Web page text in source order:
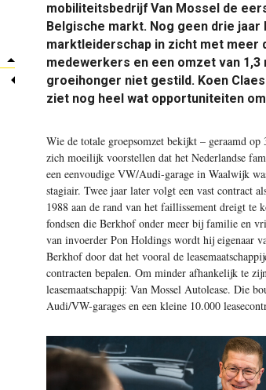
mobiliteitsbedrijf Van Mossel de
Belgische markt. Nog geen drie
marktleiderschap in zicht met meer
medewerkers en een omzet van 1,3
groeihonger niet gestild. Koen
ziet nog heel wat opportuniteiten
Wie de totale groepsomzet bekijkt – geraamd
zich moeilijk voorstellen dat het Nederlandse
een eenvoudige VW/Audi-garage in Waalwijk
stagiair. Twee jaar later volgt een vast contract
1988 aan de rand van het faillissement dreigt
fondsen die Berkhof onder meer bij familie en
van invoerder Pon Holdings wordt hij eigenaar
Berkhof door dat het vooral de
contracten bepalen. Om minder afhankelijk te
leasemaatschappij: Van Mossel Autolease. Die
Audi/VW-garages en een kleine 10.000